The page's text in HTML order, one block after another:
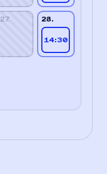
27. 28.
14:30